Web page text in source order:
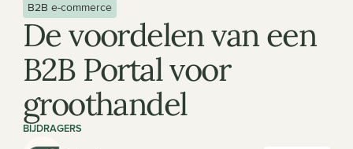
B2B e-commerce
De voordelen van een
B2B Portal voor
groothandel
BIJDRAGERS